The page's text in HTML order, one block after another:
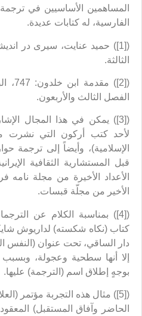
المساهمين الأساسيين في
الفارسية، له كتابات عديدة.
الثالثة.
([2])
الفصل الثالث والأربعون.
([3]) يمكن في هذا المجال
لأحد كتب أركون التي نشرت
الإسلامية)، وأيضاً إلى ترجمة
قبل المستشارية الثقافية
الأعداد الأخيرة من مجلة نامه
الأخير من مجلّة قبسات.
([4]) بمناسبة الكلام عن
كتاب (نكاه شكسته) لداريوش
دار الساقي، تحت عنوان (النفس
إلا أنها سطحية وعجولة، وبسبب
بوجهٍ إطلاق اسم (الترجمة) عليها.
([5]) مثال هذه التجربة مؤتمر